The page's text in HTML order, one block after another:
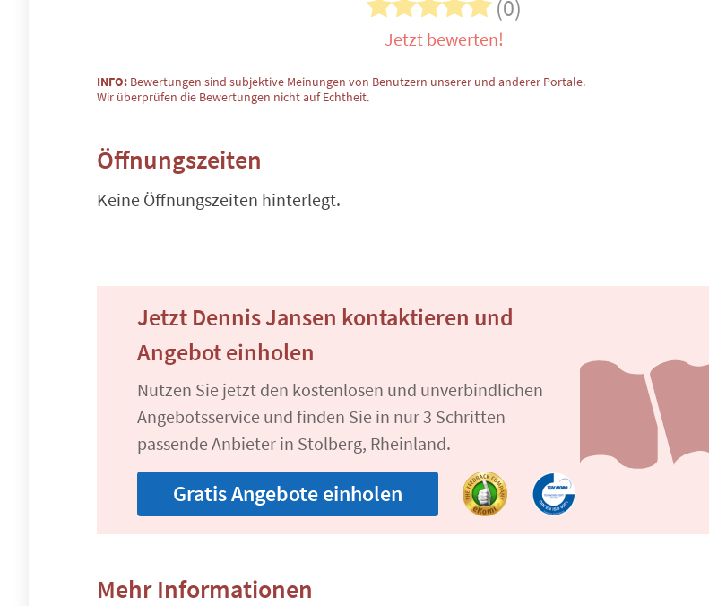
(0)
Jetzt bewerten!
INFO: Bewertungen sind subjektive Meinungen von Benutzern unserer und anderer Portale.
Wir überprüfen die Bewertungen nicht auf Echtheit.
Öffnungszeiten
Keine Öffnungszeiten hinterlegt.
Jetzt Dennis Jansen kontaktieren und
Angebot einholen
Nutzen Sie jetzt den kostenlosen und unverbindlichen
Angebotsservice und finden Sie in nur 3 Schritten
passende Anbieter in Stolberg, Rheinland.
Gratis Angebote einholen
Mehr Informationen